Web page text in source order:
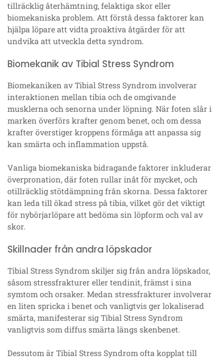
tillräcklig återhämtning, felaktiga skor eller
biomekaniska problem. Att förstå dessa faktorer kan
hjälpa löpare att vidta proaktiva åtgärder för att
undvika att utveckla detta syndrom.
Biomekanik av Tibial Stress Syndrom
Biomekaniken av Tibial Stress Syndrom involverar
interaktionen mellan tibia och de omgivande
musklerna och senorna under löpning. När foten slår i
marken överförs krafter genom benet, och om dessa
krafter överstiger kroppens förmåga att anpassa sig
kan smärta och inflammation uppstå.
Vanliga biomekaniska bidragande faktorer inkluderar
överpronation, där foten rullar inåt för mycket, och
otillräcklig stötdämpning från skorna. Dessa faktorer
kan leda till ökad stress på tibia, vilket gör det viktigt
för nybörjarlöpare att bedöma sin löpform och val av
skor.
Skillnader från andra löpskador
Tibial Stress Syndrom skiljer sig från andra löpskador,
såsom stressfrakturer eller tendinit, främst i sina
symtom och orsaker. Medan stressfrakturer involverar
en liten spricka i benet och vanligtvis ger lokaliserad
smärta, manifesterar sig Tibial Stress Syndrom
vanligtvis som diffus smärta längs skenbenet.
Dessutom är Tibial Stress Syndrom ofta kopplat till